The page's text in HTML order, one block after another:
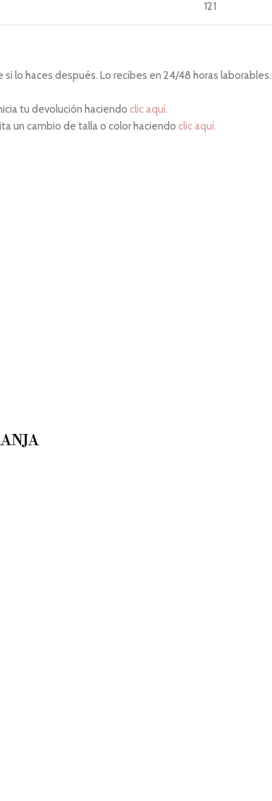
121
lo haces después. Lo recibes en 24/48 horas
tu devolución haciendo clic aquí.
un cambio de talla o color haciendo clic aquí.